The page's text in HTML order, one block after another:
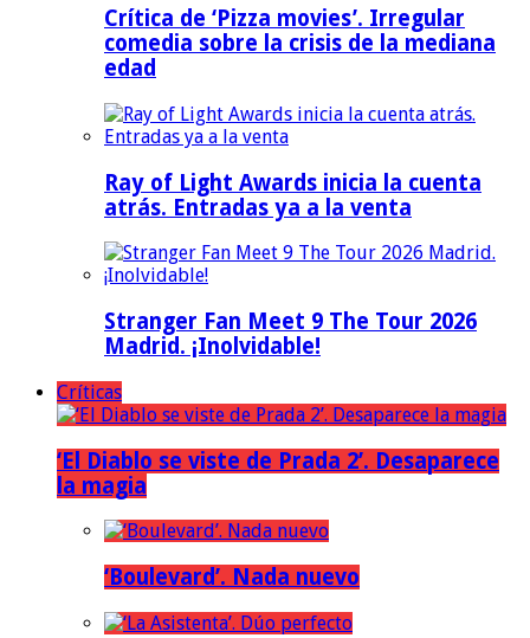
Crítica de ‘Pizza movies’. Irregular
comedia sobre la crisis de la mediana
edad
Ray of Light Awards inicia la cuenta
atrás. Entradas ya a la venta
Stranger Fan Meet 9 The Tour 2026
Madrid. ¡Inolvidable!
Críticas
‘El Diablo se viste de Prada 2’. Desaparece
la magia
‘Boulevard’. Nada nuevo